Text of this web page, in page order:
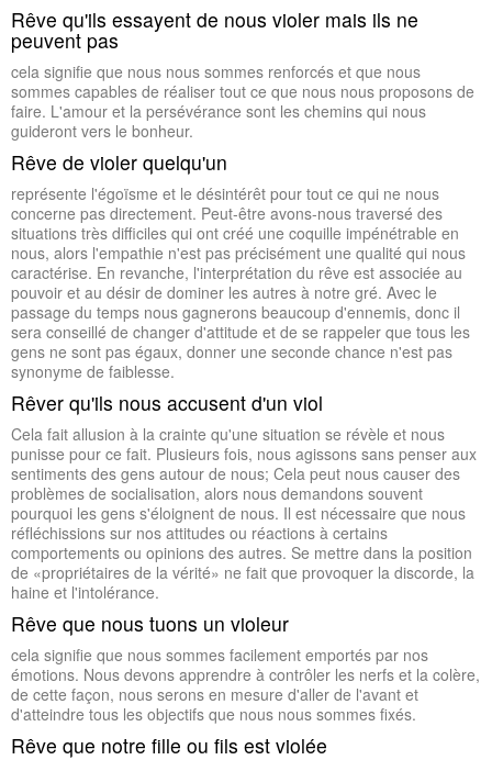
Rêve qu'ils essayent de nous violer mais ils ne
peuvent pas
cela signifie que nous nous sommes renforcés et que nous
sommes capables de réaliser tout ce que nous nous proposons de
faire. L'amour et la persévérance sont les chemins qui nous
guideront vers le bonheur.
Rêve de violer quelqu'un
représente l'égoïsme et le désintérêt pour tout ce qui ne nous
concerne pas directement. Peut-être avons-nous traversé des
situations très difficiles qui ont créé une coquille impénétrable en
nous, alors l'empathie n'est pas précisément une qualité qui nous
caractérise. En revanche, l'interprétation du rêve est associée au
pouvoir et au désir de dominer les autres à notre gré. Avec le
passage du temps nous gagnerons beaucoup d'ennemis, donc il
sera conseillé de changer d'attitude et de se rappeler que tous les
gens ne sont pas égaux, donner une seconde chance n'est pas
synonyme de faiblesse.
Rêver qu'ils nous accusent d'un viol
Cela fait allusion à la crainte qu'une situation se révèle et nous
punisse pour ce fait. Plusieurs fois, nous agissons sans penser aux
sentiments des gens autour de nous; Cela peut nous causer des
problèmes de socialisation, alors nous demandons souvent
pourquoi les gens s'éloignent de nous. Il est nécessaire que nous
réfléchissions sur nos attitudes ou réactions à certains
comportements ou opinions des autres. Se mettre dans la position
de «propriétaires de la vérité» ne fait que provoquer la discorde, la
haine et l'intolérance.
Rêve que nous tuons un violeur
cela signifie que nous sommes facilement emportés par nos
émotions. Nous devons apprendre à contrôler les nerfs et la colère,
de cette façon, nous serons en mesure d'aller de l'avant et
d'atteindre tous les objectifs que nous nous sommes fixés.
Rêve que notre fille ou fils est violée